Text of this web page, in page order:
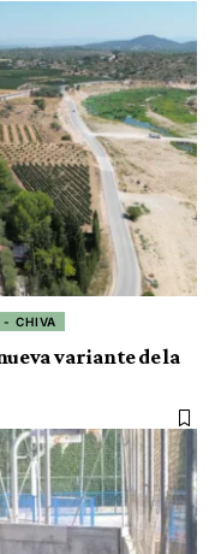
- CHIVA
variante de la